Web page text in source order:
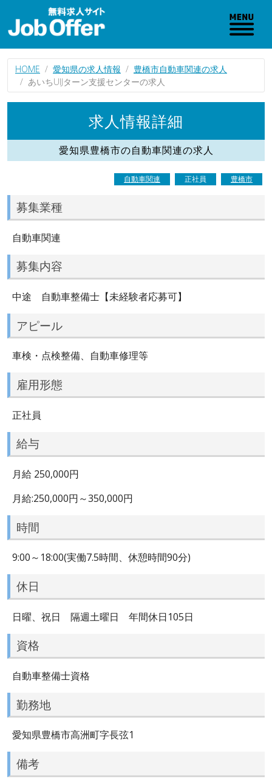
HOME 愛知県の求人情報
豊橋市自動車関連の求人
あいちUIJターン支援センターの求人
求人情報詳細
愛知県豊橋市の自動車関連の求人
自動車関連 正社員 豊橋市
募集業種
自動車関連
募集内容
中途 自動車整備士【未経験者応募可】
アピール
車検・点検整備、自動車修理等
雇用形態
正社員
給与
月給 250,000円
月給:250,000円～350,000円
時間
9:00～18:00(実働7.5時間、休憩時間90分)
休日
日曜、祝日 隔週土曜日 年間休日105日
資格
自動車整備士資格
勤務地
愛知県豊橋市高洲町字長弦1
備考